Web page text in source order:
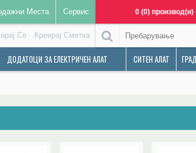
Места Сервис 0 (0) производ(и)
Се Креирај Сметка
ДОДАТОЦИ ЗА ЕЛЕКТРИЧЕН АЛАТ СИТЕН АЛАТ